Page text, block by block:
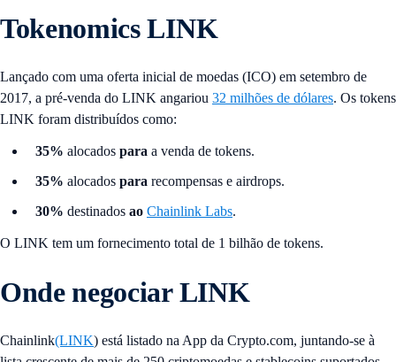
Tokenomics LINK
Lançado com uma oferta inicial de moedas (ICO) em setembro de
2017, a pré-venda do LINK angariou 32 milhões de dólares. Os tokens
LINK foram distribuídos como:
35% alocados para a venda de tokens.
35% alocados para recompensas e airdrops.
30% destinados ao Chainlink Labs.
O LINK tem um fornecimento total de 1 bilhão de tokens.
Onde negociar LINK
Chainlink(LINK) está listado na App da Crypto.com, juntando-se à